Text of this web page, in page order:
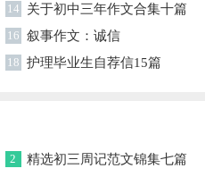
锦十篇
14 关于初中三年作文合集十篇
16 叙事作文：诚信
18 护理毕业生自荐信15篇
2 精选初三周记范文锦集七篇